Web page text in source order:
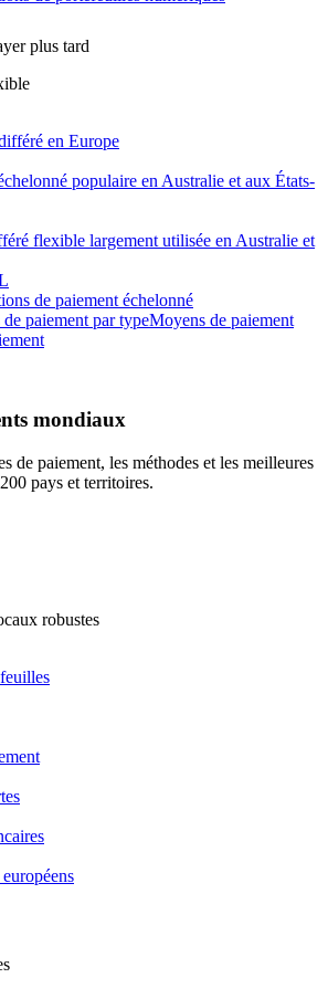
plus tard
en Europe
populaire en Australie et aux États-
flexible largement utilisée en Australie et
de paiement échelonné
paiement par typeMoyens de paiement
mondiaux
de paiement, les méthodes et les meilleures
pays et territoires.
robustes